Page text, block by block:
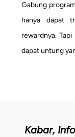
Gabung
hanya dapat
rewardnya.
dapat untung
Kabar,